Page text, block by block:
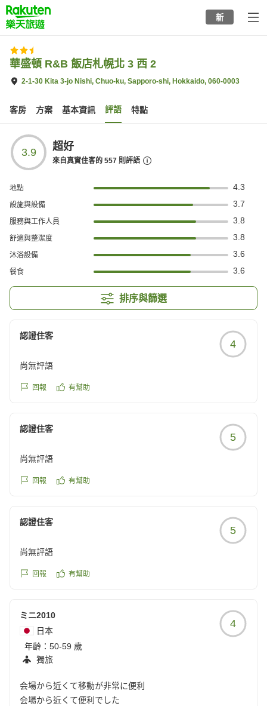
to
top
page
新
華盛頓 R&B 飯店札幌北 3 西 2
2-1-30 Kita 3-jo Nishi, Chuo-ku, Sapporo-shi, Hokkaido, 060-0003
客房 方案 基本資訊 評語 特點
3.9 超好
來自真實住客的 557 則評語
地點 4.3
設施與設備 3.7
服務與工作人員 3.8
舒適與整潔度 3.8
沐浴設備 3.6
餐食 3.6
排序與篩選
認證住客
4
尚無評語
回報 有幫助
認證住客
5
尚無評語
回報 有幫助
認證住客
5
尚無評語
回報 有幫助
ミニ2010
日本
年齡： 50-59 歲
獨旅
4
会場から近くて移動が非常に便利
会場から近くて便利でした